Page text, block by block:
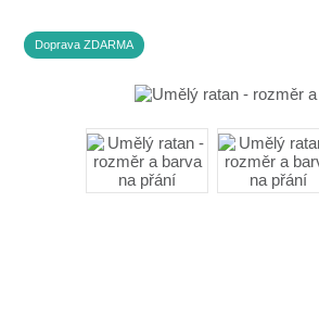
Doprava ZDARMA